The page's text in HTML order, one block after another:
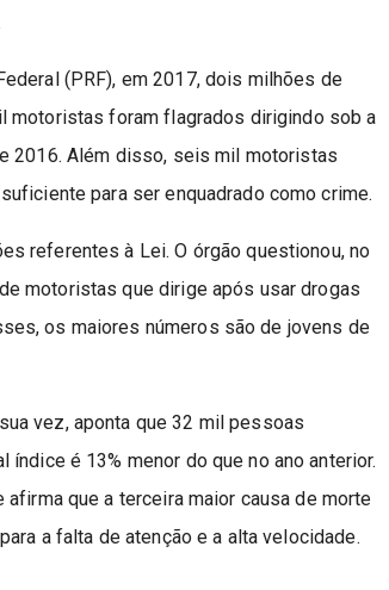
(PRF), em 2017, dois milhões de
motoristas foram flagrados dirigindo sob a
2016. Além disso, seis mil motoristas
para ser enquadrado como crime.
referentes à Lei. O órgão questionou, no
motoristas que dirige após usar drogas
os maiores números são de jovens de
vez, aponta que 32 mil pessoas
é 13% menor do que no ano anterior.
que a terceira maior causa de morte
a falta de atenção e a alta velocidade.